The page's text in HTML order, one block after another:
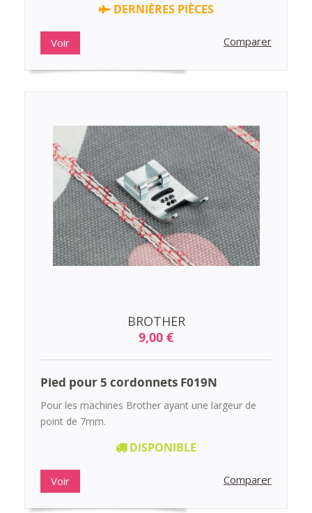
DERNIÈRES PIÈCES
Voir Comparer
BROTHER
9,00 €
Pied pour 5 cordonnets F019N
Pour les machines Brother ayant une largeur de
point de 7mm.
DISPONIBLE
Voir Comparer